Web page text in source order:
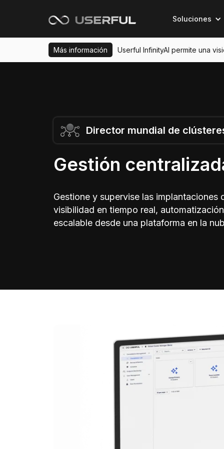
Soluciones
Más información Userful InfinityAI permite una
Director mundial de
Gestión
Gestione y supervise las implantaciones
visibilidad en tiempo real,
escalable desde una plataforma en la